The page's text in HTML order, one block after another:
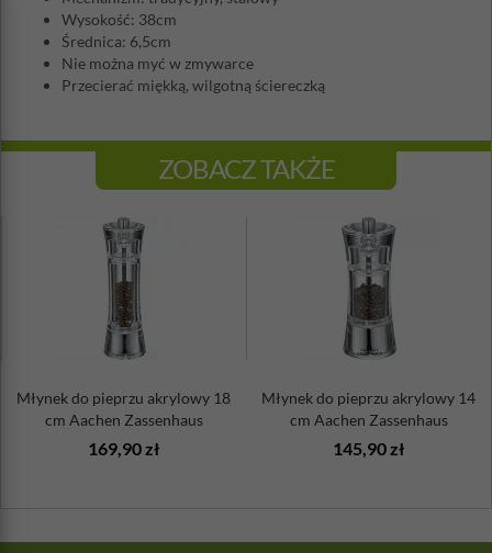
Wysokość: 38cm
Średnica: 6,5cm
Nie można myć w zmywarce
Przecierać miękką, wilgotną ściereczką
ZOBACZ TAKŻE
Młynek do pieprzu akrylowy 18
cm Aachen Zassenhaus
169,90 zł
Młynek do pieprzu akrylowy 14
cm Aachen Zassenhaus
145,90 zł